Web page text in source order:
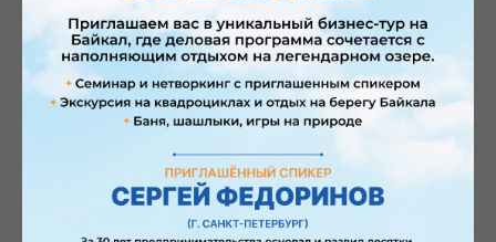
фасилитатор и бизнес-
советник для собственников.
17:00 - 18:00
Спикер №2: Эльвира Хайбулина, г.